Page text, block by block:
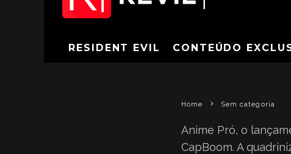
RESIDENT EVIL CONTEÚDO
RESIDENT
Home Sem categoria
Anime Pró, o
CapBoom. A